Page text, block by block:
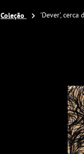
Coleção 'Dever', cerca